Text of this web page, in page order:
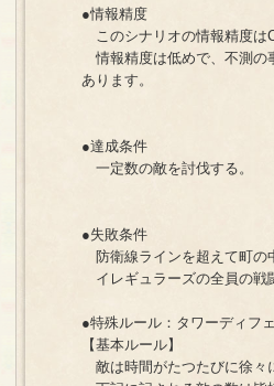
●情報精度
このシナリオの情報精度はC
情報精度は低めで、不測の
あります。
●達成条件
一定数の敵を討伐する。
●失敗条件
防衛線ラインを超えて町の
イレギュラーズの全員の戦
●特殊ルール：タワーディフ
【基本ルール】
敵は時間がたつたびに徐々